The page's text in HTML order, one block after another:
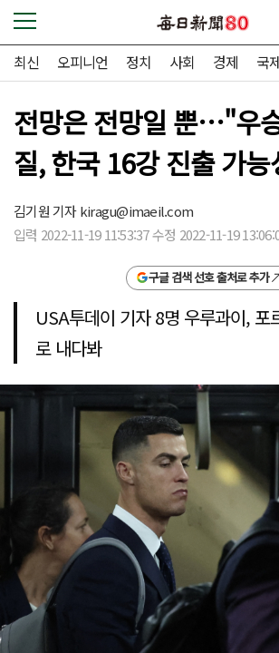
최신 오피니언 정치 사회 경제 국
전망은 전망일 뿐…"우
질, 한국 16강 진출 가
김기원 기자kiragu@imaeil.com
입력 2022-11-19 11:53:37 수정 2022-11-19
구글 검색 선호 출처로 추가
USA투데이 기자 8명 우루과이, 포
로 내다봐